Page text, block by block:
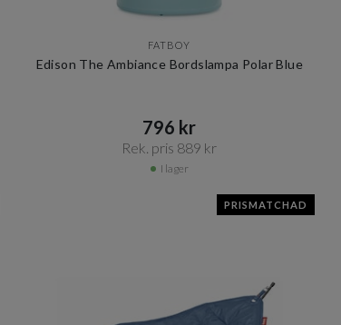
FATBOY
Edison The Ambiance Bordslampa Polar Blue
796 kr​​
Rek. pris 889 kr​​
I lager
PRISMATCHAD